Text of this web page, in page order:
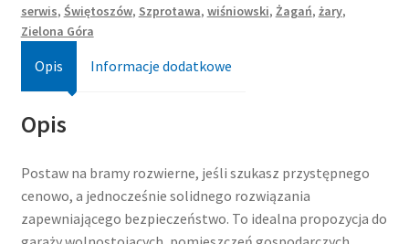
serwis, Świętoszów, Szprotawa, wiśniowski, Żagań, żary,
Zielona Góra
Opis Informacje dodatkowe
Opis
Postaw na bramy rozwierne, jeśli szukasz przystępnego
cenowo, a jednocześnie solidnego rozwiązania
zapewniającego bezpieczeństwo. To idealna propozycja do